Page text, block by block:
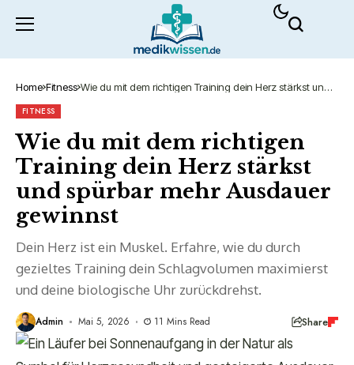
Home Fitness Wie du mit dem richtigen Training dein Herz stärkst und
FITNESS
Wie du mit dem richtigen
Training dein Herz stärkst
und spürbar mehr Ausdauer
gewinnst
Dein Herz ist ein Muskel. Erfahre, wie du durch
gezieltes Training dein Schlagvolumen maximierst
und deine biologische Uhr zurückdrehst.
Admin Mai 5, 2026 11 Mins Read Share